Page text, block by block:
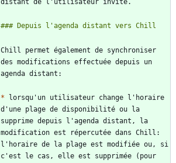
Chill permet également de synchroniser
des modifications effectuée depuis un
* lorsqu'un utilisateur change l'horaire
d'une plage de disponibilité ou la
supprime depuis l'agenda distant, la
modification est répercutée dans Chill:
l'horaire de la plage est modifiée ou, si
c'est le cas, elle est supprimée (pour